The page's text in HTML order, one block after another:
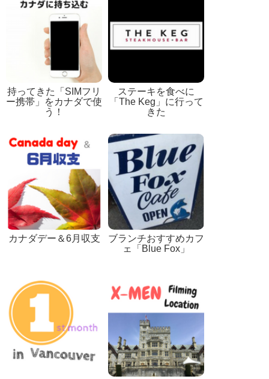
持ってきた「SIMフリ
ー携帯」をカナダで使
う！
ステーキを食べに
「The Keg」に行って
きた
カナダデー＆6月収支
ブランチおすすめカフ
ェ「Blue Fox」